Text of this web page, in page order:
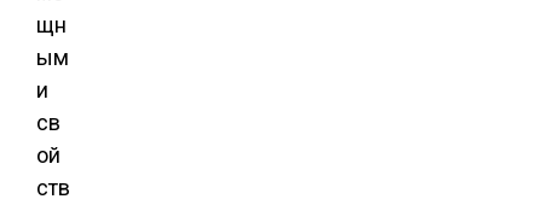
щн
ым
и
св
ой
ств